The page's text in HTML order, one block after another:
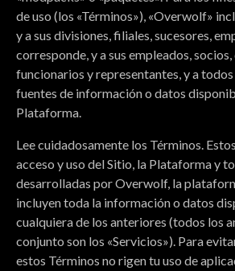
de uso (los «Términos»), «Overwolf»
y a sus divisiones, filiales, sucesores,
corresponde, y a sus empleados,
funcionarios y representantes, y a
fuentes de información o datos
Plataforma.
Lee cuidadosamente los Términos.
acceso y uso del Sitio, la Plataforma y
desarrolladas por Overwolf, la
incluyen toda la información o datos
cualquiera de los anteriores (todos los
conjunto son los «Servicios»). Para
estos Términos no rigen tu uso de